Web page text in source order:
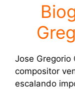
Jose Gregorio
compositor
escalando